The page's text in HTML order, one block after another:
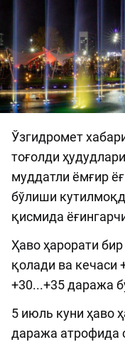
Ўзгидромет
тоғолди
муддатли ёмғир
бўлиши
қисмида
Ҳаво ҳарорати
қолади ва кечаси
+30...+35 даража
5 июль куни ҳаво
даража атрофида